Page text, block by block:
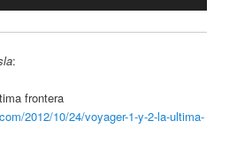
:
frontera
2012/10/24/voyager-1-y-2-la-ultima-